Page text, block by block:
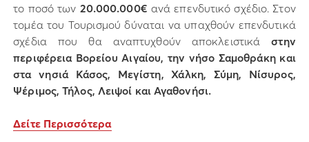
το ποσό των 20.000.000€ ανά επενδυτικό σχέδιο. Στον
τομέα του Τουρισμού δύναται να υπαχθούν επενδυτικά
σχέδια που θα αναπτυχθούν αποκλειστικάστην
περιφέρεια Βορείου Αιγαίου, την νήσο Σαμοθράκη και
στα νησιά Κάσος, Μεγίστη, Χάλκη, Σύμη, Νίσυρος,
Ψέριμος, Τήλος, Λειψοί και Αγαθονήσι.
Δείτε Περισσότερα